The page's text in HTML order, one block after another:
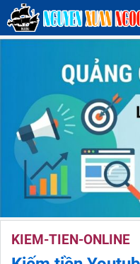
KIEM-TIEN-ONLINE